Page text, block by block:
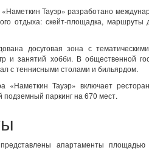
«Наметкин Тауэр» разработано
отдыха: скейт-площадка,
досуговая зона с
и занятий хобби. В общественной
с теннисными столами и бильярдом.
«Наметкин Тауэр» включает
подземный паркинг на 670 мест.
апартаменты